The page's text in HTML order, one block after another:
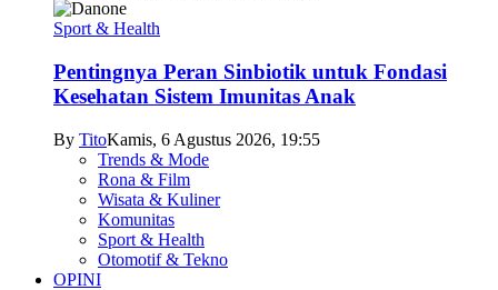
Sport & Health
Pentingnya Peran Sinbiotik untuk Fondasi
Kesehatan Sistem Imunitas Anak
By TitoKamis, 6 Agustus 2026, 19:55
Trends & Mode
Rona & Film
Wisata & Kuliner
Komunitas
Sport & Health
Otomotif & Tekno
OPINI